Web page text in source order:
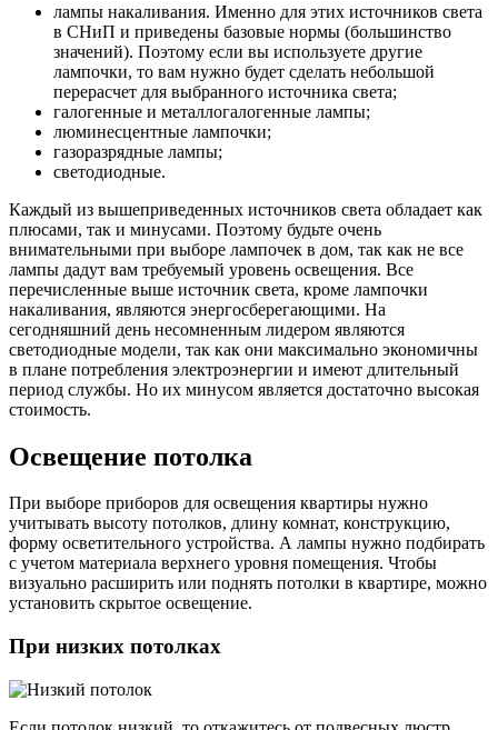
лампы накаливания. Именно для этих источников света
в СНиП и приведены базовые нормы (большинство
значений). Поэтому если вы используете другие
лампочки, то вам нужно будет сделать небольшой
перерасчет для выбранного источника света;
галогенные и металлогалогенные лампы;
люминесцентные лампочки;
газоразрядные лампы;
светодиодные.
Каждый из вышеприведенных источников света обладает как
плюсами, так и минусами. Поэтому будьте очень
внимательными при выборе лампочек в дом, так как не все
лампы дадут вам требуемый уровень освещения. Все
перечисленные выше источник света, кроме лампочки
накаливания, являются энергосберегающими. На
сегодняшний день несомненным лидером являются
светодиодные модели, так как они максимально экономичны
в плане потребления электроэнергии и имеют длительный
период службы. Но их минусом является достаточно высокая
стоимость.
Освещение потолка
При выборе приборов для освещения квартиры нужно
учитывать высоту потолков, длину комнат, конструкцию,
форму осветительного устройства. А лампы нужно подбирать
с учетом материала верхнего уровня помещения. Чтобы
визуально расширить или поднять потолки в квартире, можно
установить скрытое освещение.
При низких потолках